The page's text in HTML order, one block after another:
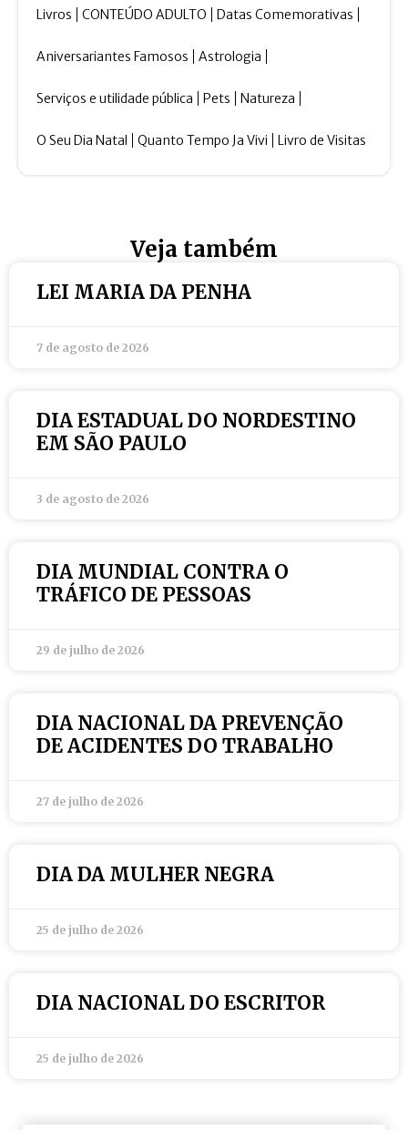
Livros CONTEÚDO ADULTO Datas Comemorativas
Aniversariantes Famosos Astrologia
Serviços e utilidade pública Pets Natureza
O Seu Dia Natal Quanto Tempo Ja Vivi Livro de Visitas
Veja também
LEI MARIA DA PENHA
7 de agosto de 2026
DIA ESTADUAL DO NORDESTINO
EM SÃO PAULO
3 de agosto de 2026
DIA MUNDIAL CONTRA O
TRÁFICO DE PESSOAS
29 de julho de 2026
DIA NACIONAL DA PREVENÇÃO
DE ACIDENTES DO TRABALHO
27 de julho de 2026
DIA DA MULHER NEGRA
25 de julho de 2026
DIA NACIONAL DO ESCRITOR
25 de julho de 2026